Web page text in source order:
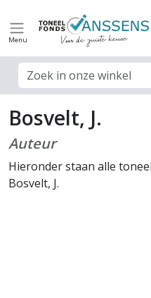
Menu
Zoek veld
Bosvelt, J.
Auteur
Hieronder staan alle
Bosvelt, J.